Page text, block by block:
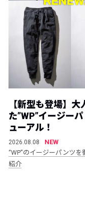
【新型も登場】大
た”WP”イージー
ューアル！
2026.08.08
NEW
“WP”のイージーパンツ
紹介